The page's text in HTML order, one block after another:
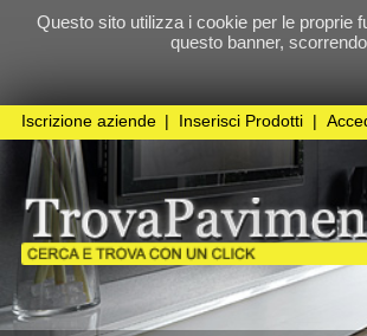
Questo sito utilizza i cookie per le proprie
questo banner, scorrendo questa
Pavimenti in Cotto
Pavimenti in Marmo / Pietra